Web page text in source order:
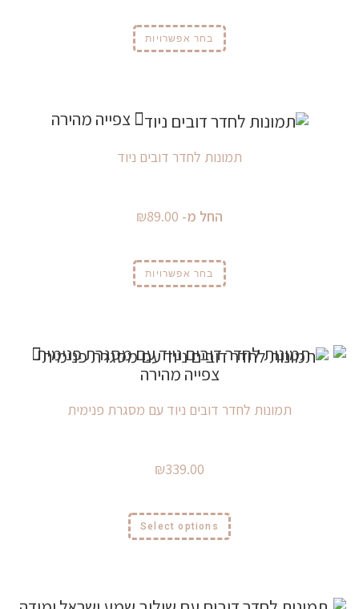
בחר אפשרויות
צפייה מהירה
תמונות לחדר דובים ניוד
החל מ- ₪89.00
בחר אפשרויות
צפייה מהירה
תמונות לחדר דובים ניוד עם מסגרת פנימית
₪339.00
Select options